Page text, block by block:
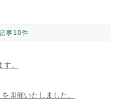
事10件
。
開催いたしました。